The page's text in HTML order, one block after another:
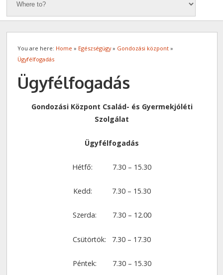
You are here: Home » Egészségügy» Gondozási központ »
Ügyfélfogadás
Ügyfélfogadás
Gondozási Központ Család- és Gyermekjóléti
Szolgálat
Ügyfélfogadás
Hétfő: 7.30 – 15.30
Kedd: 7.30 – 15.30
Szerda: 7.30 – 12.00
Csütörtök: 7.30 – 17.30
Péntek: 7.30 – 15.30